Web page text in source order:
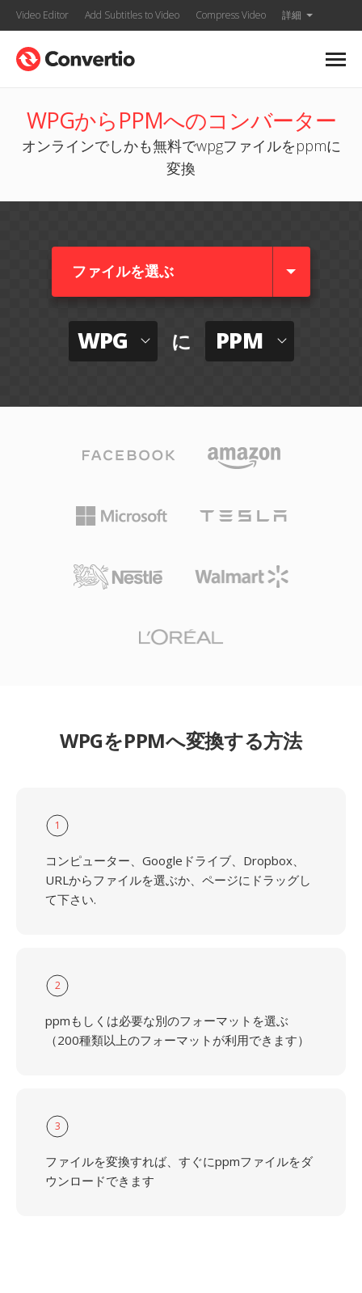
Video Editor Add Subtitles to Video Compress Video 詳細
WPGからPPMへのコンバーター
オンラインでしかも無料でwpgファイルをppmに
変換
ファイルを選ぶ
WPG に PPM
WPGをPPMへ変換する方法
1
コンピューター、Googleドライブ、Dropbox、
URLからファイルを選ぶか、ページにドラッグし
て下さい.
2
ppmもしくは必要な別のフォーマットを選ぶ
（200種類以上のフォーマットが利用できます）
3
ファイルを変換すれば、すぐにppmファイルをダ
ウンロードできます